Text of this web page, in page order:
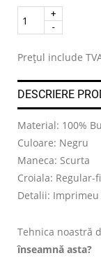
Quantity
Prețul include
DESCRIERE
Material: 100%
Culoare: Negru
Maneca: Scurta
Croiala: Regular-
Detalii:
Tehnica noastră
înseamnă asta?